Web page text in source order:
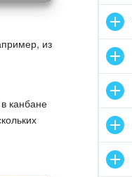
из
канбане